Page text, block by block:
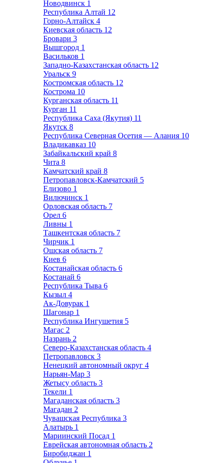
Новодвинск 1
Республика Алтай 12
Горно-Алтайск 4
Киевская область 12
Бровари 3
Вышгород 1
Васильков 1
Западно-Казахстанская область 12
Уральск 9
Костромская область 12
Кострома 10
Курганская область 11
Курган 11
Республика Саха (Якутия) 11
Якутск 8
Республика Северная Осетия — Алания 10
Владикавказ 10
Забайкальский край 8
Чита 8
Камчатский край 8
Петропавловск-Камчатский 5
Елизово 1
Вилючинск 1
Орловская область 7
Орел 6
Ливны 1
Ташкентская область 7
Чирчик 1
Ошская область 7
Киев 6
Костанайская область 6
Костанай 6
Республика Тыва 6
Кызыл 4
Ак-Довурак 1
Шагонар 1
Республика Ингушетия 5
Магас 2
Назрань 2
Северо-Казахстанская область 4
Петропавловск 3
Ненецкий автономный округ 4
Нарьян-Мар 3
Жетысу область 3
Текели 1
Магаданская область 3
Магадан 2
Чувашская Республика 3
Алатырь 1
Мариинский Посад 1
Еврейская автономная область 2
Биробиджан 1